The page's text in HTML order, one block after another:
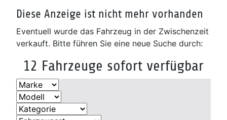
Diese Anzeige ist nicht mehr vorhanden
Eventuell wurde das Fahrzeug in der Zwischenzeit
verkauft. Bitte führen Sie eine neue Suche durch:
12 Fahrzeuge sofort verfügbar